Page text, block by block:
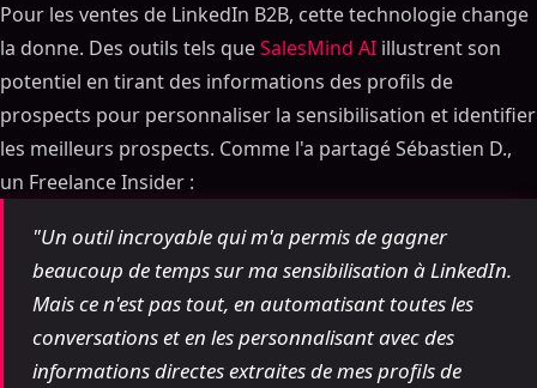
Pour les ventes de LinkedIn B2B, cette technologie change
la donne. Des outils tels queSalesMind AI illustrent son
potentiel en tirant des informations des profils de
prospects pour personnaliser la sensibilisation et identifier
les meilleurs prospects. Comme l'a partagé Sébastien D.,
un Freelance Insider :
"Un outil incroyable qui m'a permis de gagner
beaucoup de temps sur ma sensibilisation à LinkedIn.
Mais ce n'est pas tout, en automatisant toutes les
conversations et en les personnalisant avec des
informations directes extraites de mes profils de